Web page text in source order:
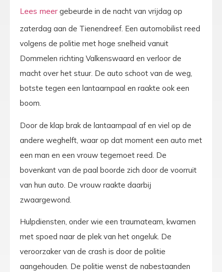
gebeurde in de nacht van vrijdag op
zaterdag aan de Tienendreef. Een automobilist reed
volgens de politie met hoge snelheid vanuit
Dommelen richting Valkenswaard en verloor de
macht over het stuur. De auto schoot van de weg,
botste tegen een lantaarnpaal en raakte ook een
boom.
Door de klap brak de lantaarnpaal af en viel op de
andere weghelft, waar op dat moment een auto met
een man en een vrouw tegemoet reed. De
bovenkant van de paal boorde zich door de voorruit
van hun auto. De vrouw raakte daarbij
zwaargewond.
Hulpdiensten, onder wie een traumateam, kwamen
met spoed naar de plek van het ongeluk. De
veroorzaker van de crash is door de politie
aangehouden. De politie wenst de nabestaanden